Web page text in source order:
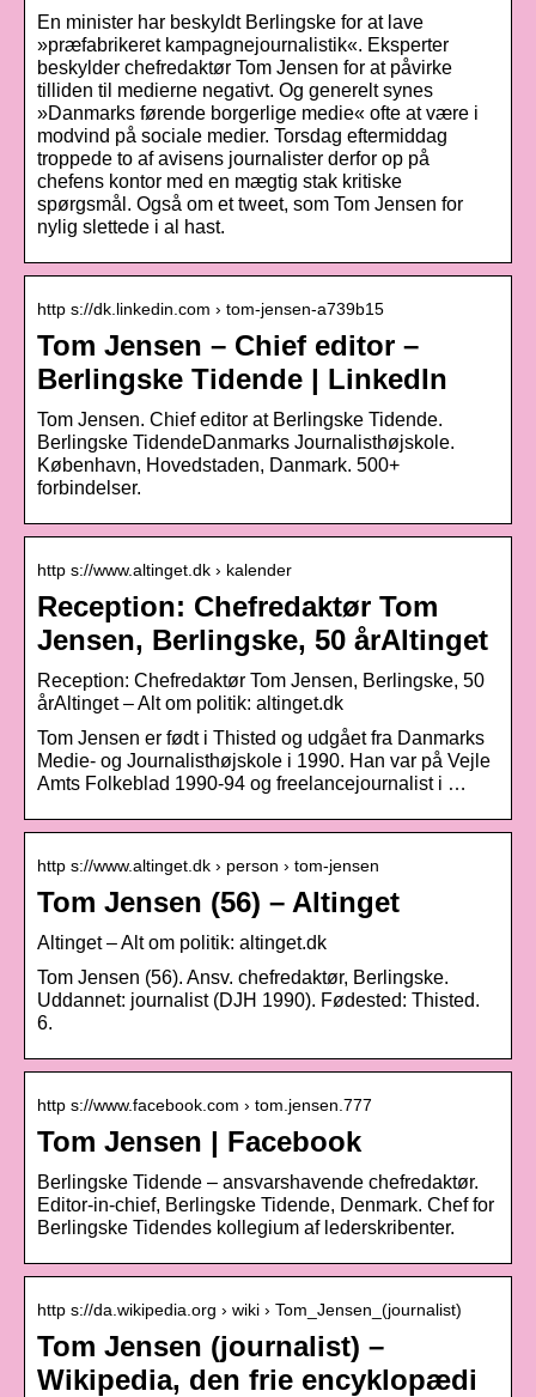
En minister har beskyldt Berlingske for at lave
»præfabrikeret kampagnejournalistik«. Eksperter
beskylder chefredaktør Tom Jensen for at påvirke
tilliden til medierne negativt. Og generelt synes
»Danmarks førende borgerlige medie« ofte at være i
modvind på sociale medier. Torsdag eftermiddag
troppede to af avisens journalister derfor op på
chefens kontor med en mægtig stak kritiske
spørgsmål. Også om et tweet, som Tom Jensen for
nylig slettede i al hast.
http s://dk.linkedin.com › tom-jensen-a739b15
Tom Jensen – Chief editor –
Berlingske Tidende | LinkedIn
Tom Jensen. Chief editor at Berlingske Tidende.
Berlingske TidendeDanmarks Journalisthøjskole.
København, Hovedstaden, Danmark. 500+
forbindelser.
http s://www.altinget.dk › kalender
Reception: Chefredaktør Tom
Jensen, Berlingske, 50 årAltinget
Reception: Chefredaktør Tom Jensen, Berlingske, 50
årAltinget – Alt om politik: altinget.dk
Tom Jensen er født i Thisted og udgået fra Danmarks
Medie- og Journalisthøjskole i 1990. Han var på Vejle
Amts Folkeblad 1990-94 og freelancejournalist i …
http s://www.altinget.dk › person › tom-jensen
Tom Jensen (56) – Altinget
Altinget – Alt om politik: altinget.dk
Tom Jensen (56). Ansv. chefredaktør, Berlingske.
Uddannet: journalist (DJH 1990). Fødested: Thisted.
6.
http s://www.facebook.com › tom.jensen.777
Tom Jensen | Facebook
Berlingske Tidende – ansvarshavende chefredaktør.
Editor-in-chief, Berlingske Tidende, Denmark. Chef for
Berlingske Tidendes kollegium af lederskribenter.
http s://da.wikipedia.org › wiki › Tom_Jensen_(journalist)
Tom Jensen (journalist) –
Wikipedia, den frie encyklopædi